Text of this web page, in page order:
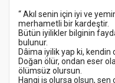
“ Akıl senin için iyi ve
merhametli bir kardeştir.
Bütün iyilikler bilginin
bulunur.
Dâima iyilik yap ki, kendin
Doğan ölür, ondan eser
ölümsüz olursun.
Hangi iş olursa olsun, sen